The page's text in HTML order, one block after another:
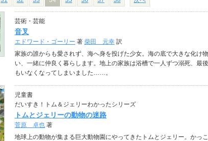
芸術・芸能
音叉
エドワード・ゴーリー 著 柴田 元幸 訳
家族の誰からも愛されず、海へ身を投げた少女。海の底で大きな化け
い、一緒に仲良く暮らします。地上の家族は浴槽で一人ずつ溺死、最
もいなくなってしまいました……。
児童書
だいすき！トム＆ジェリーわかったシリーズ
トムとジェリーの動物の迷路
菅原 卓也 著
地球上の動物が集まる巨大動物園にやってきたトムとジェリー。かっ